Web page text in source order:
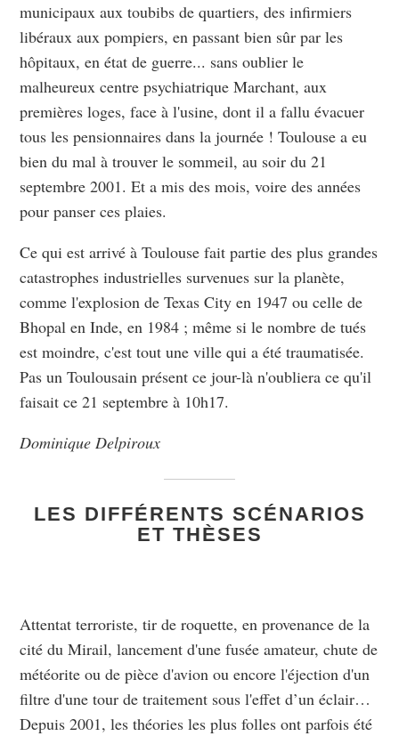
municipaux aux toubibs de quartiers, des infirmiers
libéraux aux pompiers, en passant bien sûr par les
hôpitaux, en état de guerre... sans oublier le
malheureux centre psychiatrique Marchant, aux
premières loges, face à l'usine, dont il a fallu évacuer
tous les pensionnaires dans la journée ! Toulouse a eu
bien du mal à trouver le sommeil, au soir du 21
septembre 2001. Et a mis des mois, voire des années
pour panser ces plaies.
Ce qui est arrivé à Toulouse fait partie des plus grandes
catastrophes industrielles survenues sur la planète,
comme l'explosion de Texas City en 1947 ou celle de
Bhopal en Inde, en 1984 ; même si le nombre de tués
est moindre, c'est tout une ville qui a été traumatisée.
Pas un Toulousain présent ce jour-là n'oubliera ce qu'il
faisait ce 21 septembre à 10h17.
Dominique Delpiroux
LES DIFFÉRENTS SCÉNARIOS
ET THÈSES
Attentat terroriste, tir de roquette, en provenance de la
cité du Mirail, lancement d'une fusée amateur, chute de
météorite ou de pièce d'avion ou encore l'éjection d'un
filtre d'une tour de traitement sous l'effet d’un éclair…
Depuis 2001, les théories les plus folles ont parfois été